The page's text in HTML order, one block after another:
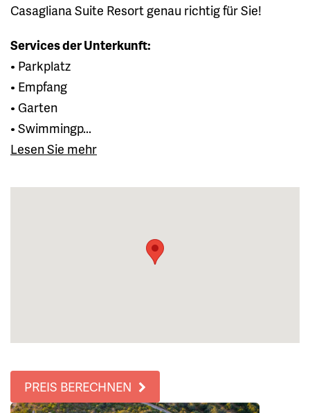
Casagliana Suite Resort genau richtig für Sie!
Services der Unterkunft:
• Parkplatz
• Empfang
• Garten
• Swimmingp...
Lesen Sie mehr
PREIS BERECHNEN